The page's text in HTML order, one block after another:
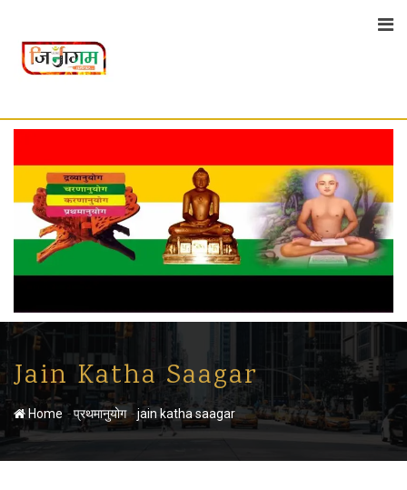
content
Jain Katha Saagar
Home -प्रथमानुयोग-jain katha saagar